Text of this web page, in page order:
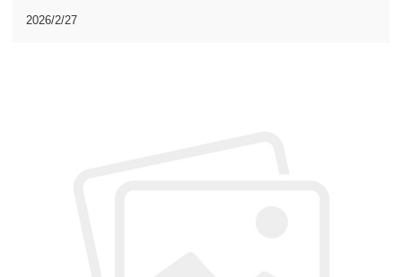
运。
2026/2/27